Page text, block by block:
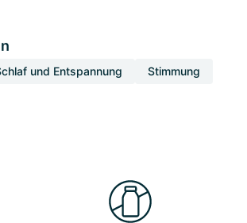
und Entspannung Stimmung